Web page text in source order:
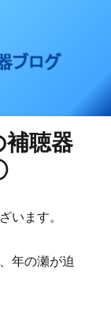
補聴器
います。
年の瀬が迫